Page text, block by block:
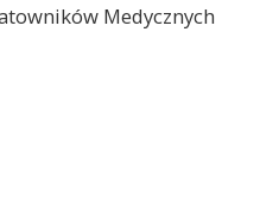
Medycznych